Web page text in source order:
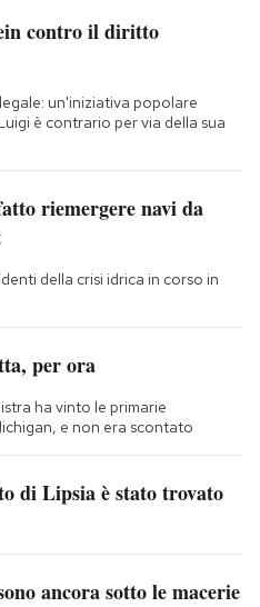
contro il diritto
un'iniziativa popolare
è contrario per via della sua
riemergere navi da
della crisi idrica in corso in
per ora
ha vinto le primarie
e non era scontato
di Lipsia è stato trovato
ancora sotto le macerie